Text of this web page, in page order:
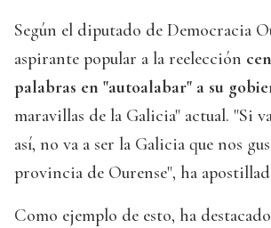
Según el diputado de Democracia
aspirante popular a la reelección
palabras en "autoalabar" a su
maravillas de la Galicia" actual. "Si
así, no va a ser la Galicia que nos
provincia de Ourense", ha
Como ejemplo de esto, ha